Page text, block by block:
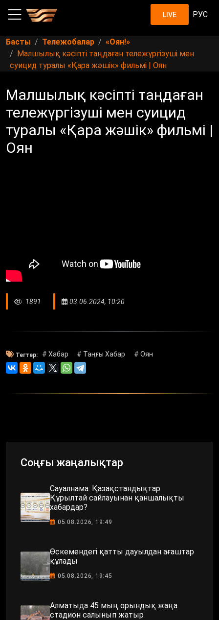
LIVE РУС
Басты Тележобалар
«Оян!»
Малшылық кәсіпті таңдаған тележүргізуші мен
суицид туралы «Қара жәшік» фильмі | Оян
Малшылық кәсіпті таңдаған
тележүргізуші мен суицид
туралы «Қара жәшік» фильмі |
Оян
1891 03.06.2024, 10:20
Тегтер: # Хабар # Таңғы Хабар # Оян
Соңғы жаңалықтар
Сауалнама: Қазақстандықтар
Құрылтай сайлауынан қаншалықты
хабардар?
05.08.2026, 19:49
Өскемендегі қатты дауылдан ағаштар
құлады
05.08.2026, 19:45
Алматыда 45 мың орындық жаңа
стадион салынып жатыр